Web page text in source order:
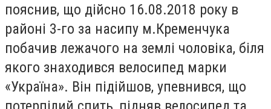
пояснив, що дійсно 16.08.2018 року в
районі 3-го за насипу м.Кременчука
побачив лежачого на землі чоловіка, біля
якого знаходився велосипед марки
«Україна». Він підійшов, упевнився, що